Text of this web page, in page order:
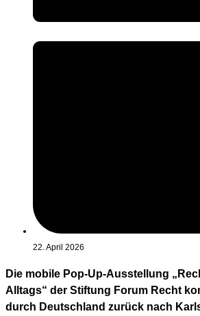
22. April 2026
Die mobile Pop-Up-Ausstellung
Alltags“ der Stiftung Forum Recht
durch Deutschland zurück nach